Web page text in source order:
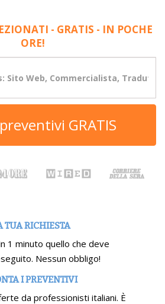
- GRATIS - IN POCHE
ORE!
GRATIS
TUA RICHIESTA
1 minuto quello che deve
Nessun obbligo!
I PREVENTIVI
da professionisti italiani. È